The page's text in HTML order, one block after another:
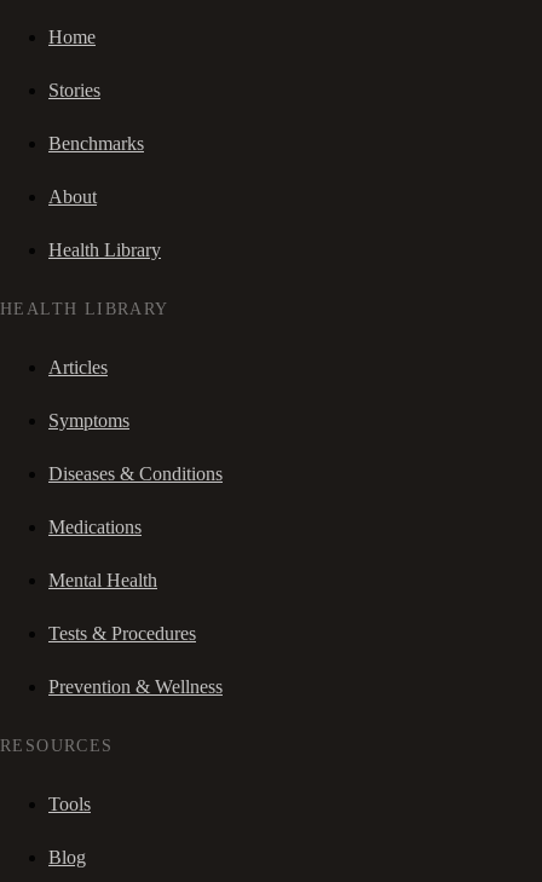
Home
Stories
Benchmarks
About
Health Library
HEALTH LIBRARY
Articles
Symptoms
Diseases & Conditions
Medications
Mental Health
Tests & Procedures
Prevention & Wellness
RESOURCES
Tools
Blog